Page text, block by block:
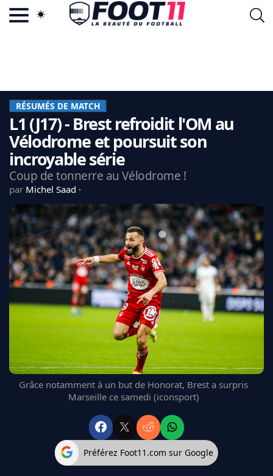
LA CHARTE
VIE PRIVÉE
CGU
CONTACTEZ-NOUS
CDM 2026
PSG
LIGUE 1
REAL MADRID
FC BARCELONE
MANCHESTER UNITED
CHELSEA
L'AVIS DE LA RÉDAC'
RÉSUMÉS DE MATCH
L1 (J17) - Brest refroidit l'OM au
Vélodrome et poursuit son
incroyable série
Coup de tonnerre au Vélodrome !
par Michel Saad
Grâce notamment à un but de Honorat, Brest a surpris
Marseille ce samedi (iconsport)
Préférez Foot11.com sur Google